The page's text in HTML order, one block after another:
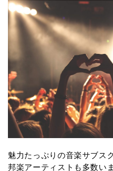
魅力たっぷりの音楽サブス
邦楽アーティストも多数い